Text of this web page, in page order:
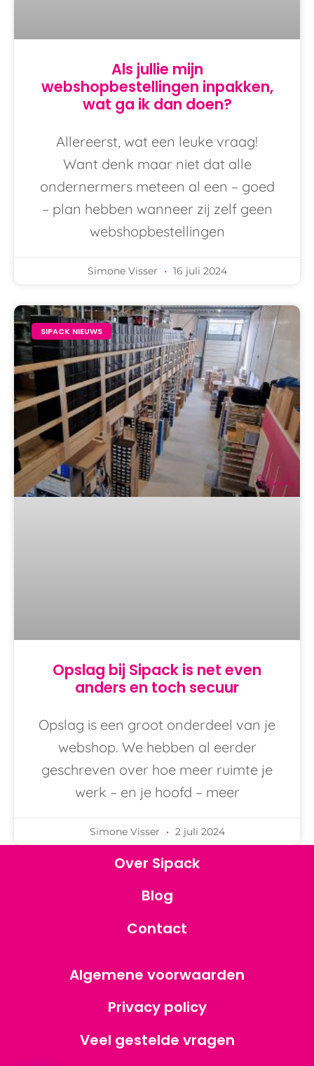
Als jullie mijn
webshopbestellingen inpakken,
wat ga ik dan doen?
Allereerst, wat een leuke vraag!
Want denk maar niet dat alle
ondernermers meteen al een – goed
– plan hebben wanneer zij zelf geen
webshopbestellingen
Simone Visser 16 juli 2024
SIPACK NIEUWS
Opslag bij Sipack is net even
anders en toch secuur
Opslag is een groot onderdeel van je
webshop. We hebben al eerder
geschreven over hoe meer ruimte je
werk – en je hoofd – meer
Simone Visser 2 juli 2024
Over Sipack
Blog
Contact
Algemene voorwaarden
Privacy policy
Veel gestelde vragen